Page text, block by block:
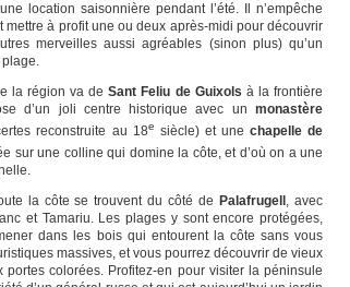
location saisonnière pendant l’été. Il n’empêche
à profit une ou deux après-midi pour découvrir
merveilles aussi agréables (sinon plus) qu’un
la région va deSant Feliu de Guixols à la frontière
d’un joli centre historique avec un monastère
reconstruite au 18e siècle) et une chapelle de
sur une colline qui domine la côte, et d’où on a une
la côte se trouvent du côté de Palafrugell , avec
et Tamariu. Les plages y sont encore protégées,
dans les bois qui entourent la côte sans vous
massives, et vous pourrez découvrir de vieux
colorées. Profitez-en pour visiter la péninsule